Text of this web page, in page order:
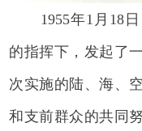
1955年1月18
的指挥下，发起了
次实施的陆、海、
和支前群众的共同